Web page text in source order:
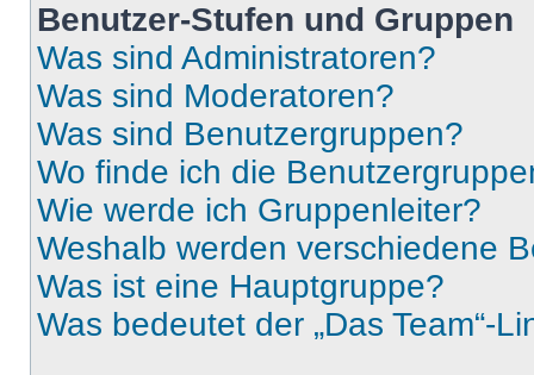
Benutzer-Stufen und Gruppen
Was sind Administratoren?
Was sind Moderatoren?
Was sind Benutzergruppen?
Wo finde ich die
Wie werde ich Gruppenleiter?
Weshalb werden verschiedene
Was ist eine Hauptgruppe?
Was bedeutet der „Das Team“-